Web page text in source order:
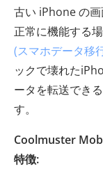
古い iPhone の
正常に機能する場
(スマホデータ移
ックで壊れた
ータを転送でき
す。
Coolmuster
特徴: